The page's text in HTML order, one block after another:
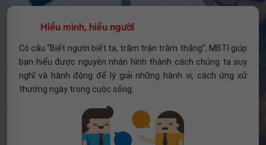
Hiểu mình, hiểu người
Có câu “Biết người biết ta, trăm trận trăm thắng”, MBTI giúp
bạn hiểu được nguyên nhân hình thành cách chúng ta suy
nghĩ và hành động để lý giải những hành vi, cách ứng xử
thường ngày trong cuộc sống.